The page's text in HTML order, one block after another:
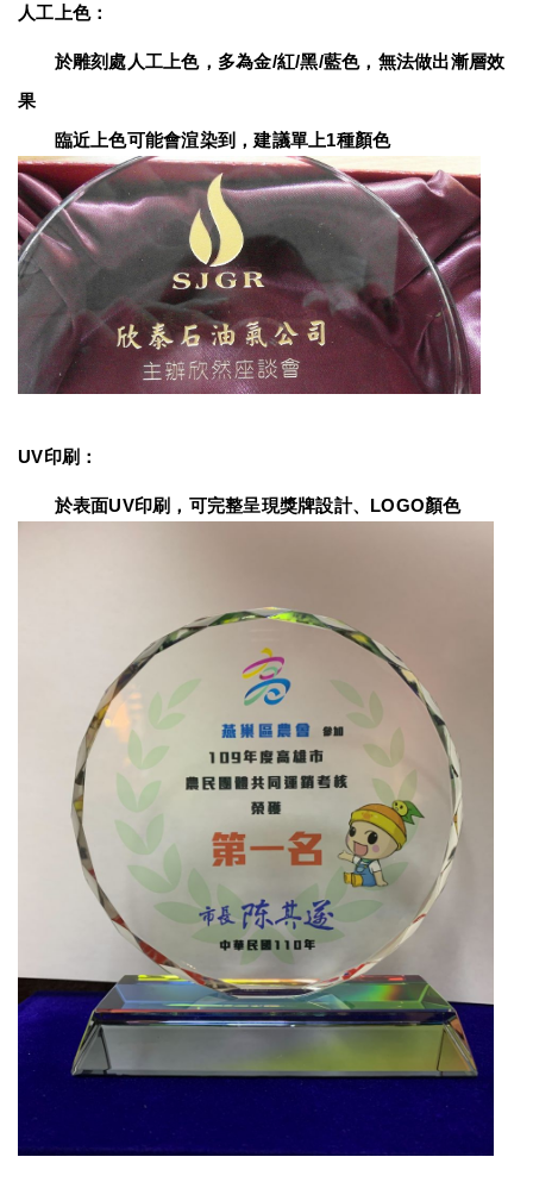
人工上色：
於雕刻處人工上色，多為金/紅/黑/藍色，無法做出漸層效
果
臨近上色可能會渲染到，建議單上1種顏色
UV印刷：
於表面UV印刷，可完整呈現獎牌設計、LOGO顏色